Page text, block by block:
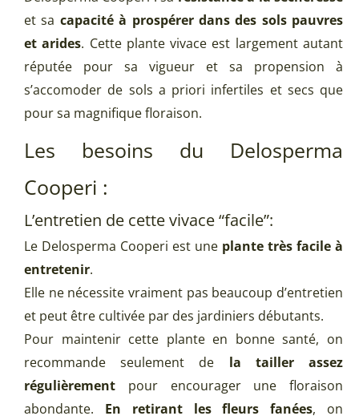
et sa capacité à prospérer dans des sols pauvres
et arides. Cette plante vivace est largement autant
réputée pour sa vigueur et sa propension à
s’accomoder de sols a priori infertiles et secs que
pour sa magnifique floraison.
Les besoins du Delosperma
Cooperi :
L’entretien de cette vivace “facile”:
Le Delosperma Cooperi est une plante très facile à
entretenir.
Elle ne nécessite vraiment pas beaucoup d’entretien
et peut être cultivée par des jardiniers débutants.
Pour maintenir cette plante en bonne santé, on
recommande seulement de la tailler assez
régulièrement pour encourager une floraison
abondante. En retirant les fleurs fanées, on